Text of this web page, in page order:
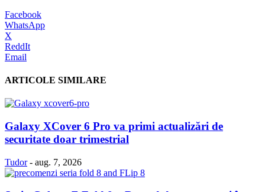
Facebook
WhatsApp
X
ReddIt
Email
ARTICOLE SIMILARE
Galaxy XCover 6 Pro va primi actualizări de
securitate doar trimestrial
Tudor - aug. 7, 2026